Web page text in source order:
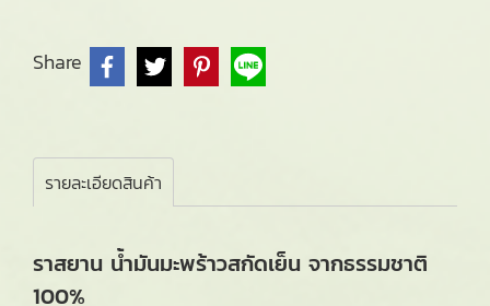
Share
รายละเอียดสินค้า
ราสยาน น้ำมันมะพร้าวสกัดเย็น จากธรรมชาติ
100%